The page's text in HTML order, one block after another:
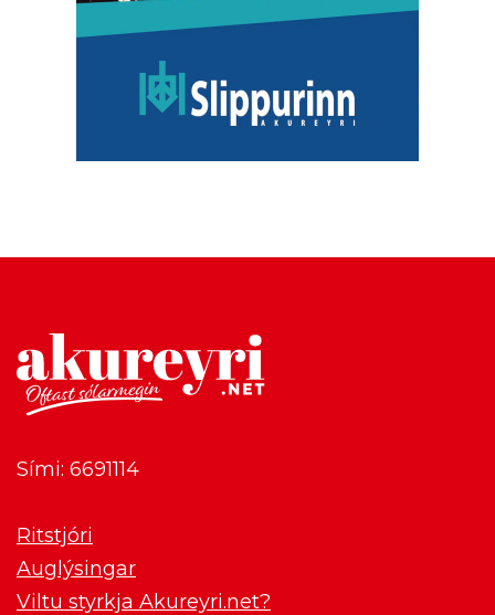
Sími: 6691114
Ritstjóri
Auglýsingar
Viltu styrkja Akureyri.net?